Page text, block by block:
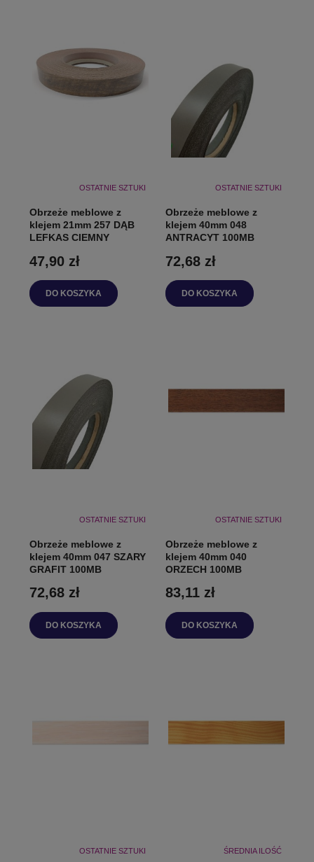
OSTATNIE SZTUKI
Obrzeże meblowe z
klejem 21mm 257 DĄB
LEFKAS CIEMNY
47,90 zł
DO KOSZYKA
OSTATNIE SZTUKI
Obrzeże meblowe z
klejem 40mm 048
ANTRACYT 100MB
72,68 zł
DO KOSZYKA
OSTATNIE SZTUKI
Obrzeże meblowe z
klejem 40mm 047 SZARY
GRAFIT 100MB
72,68 zł
DO KOSZYKA
OSTATNIE SZTUKI
Obrzeże meblowe z
klejem 40mm 040
ORZECH 100MB
83,11 zł
DO KOSZYKA
OSTATNIE SZTUKI ŚREDNIA ILOŚĆ